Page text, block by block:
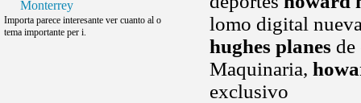
Monterrey
Importa parece interesante ver cuanto al o
tema importante per i.
lomo digital
hughes planes de
Maquinaria,
exclusivo